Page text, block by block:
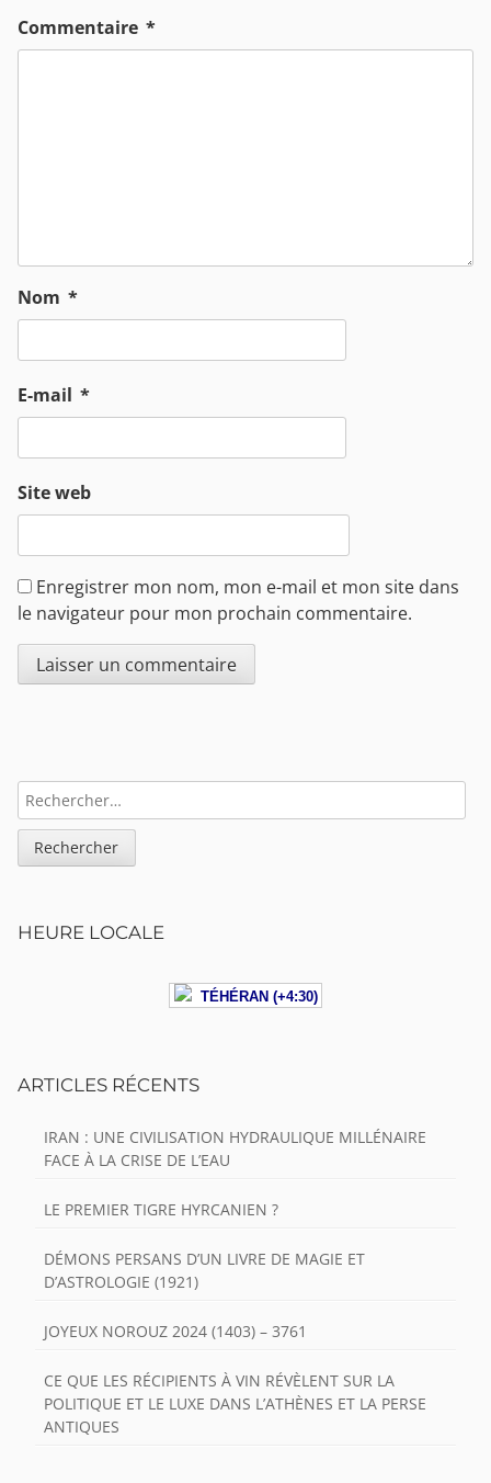
Commentaire *
Nom *
E-mail *
Site web
Enregistrer mon nom, mon e-mail et mon site dans
le navigateur pour mon prochain commentaire.
Sidebar
RECHERCHER :
HEURE LOCALE
TÉHÉRAN (+4:30)
ARTICLES RÉCENTS
IRAN : UNE CIVILISATION HYDRAULIQUE MILLÉNAIRE
FACE À LA CRISE DE L’EAU
LE PREMIER TIGRE HYRCANIEN ?
DÉMONS PERSANS D’UN LIVRE DE MAGIE ET
D’ASTROLOGIE (1921)
JOYEUX NOROUZ 2024 (1403) – 3761
CE QUE LES RÉCIPIENTS À VIN RÉVÈLENT SUR LA
POLITIQUE ET LE LUXE DANS L’ATHÈNES ET LA PERSE
ANTIQUES